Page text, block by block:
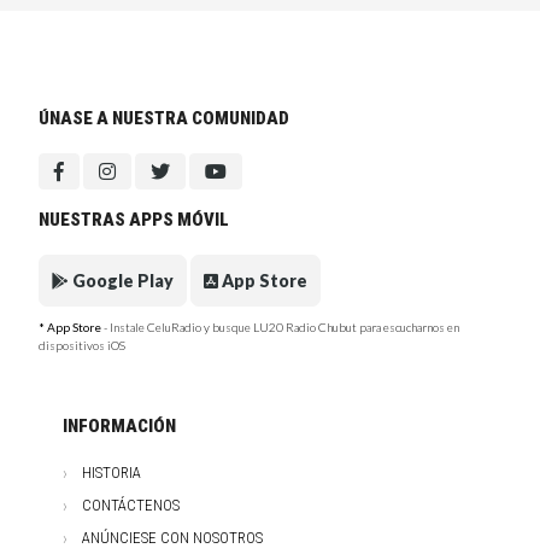
ÚNASE A NUESTRA COMUNIDAD
NUESTRAS APPS MÓVIL
Google Play App Store
* App Store- Instale CeluRadio y busque LU20 Radio Chubut para escucharnos en
dispositivos iOS
INFORMACIÓN
HISTORIA
CONTÁCTENOS
ANÚNCIESE CON NOSOTROS